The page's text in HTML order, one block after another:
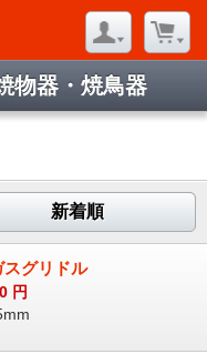
物器・焼鳥器
新着順
グリドル
円